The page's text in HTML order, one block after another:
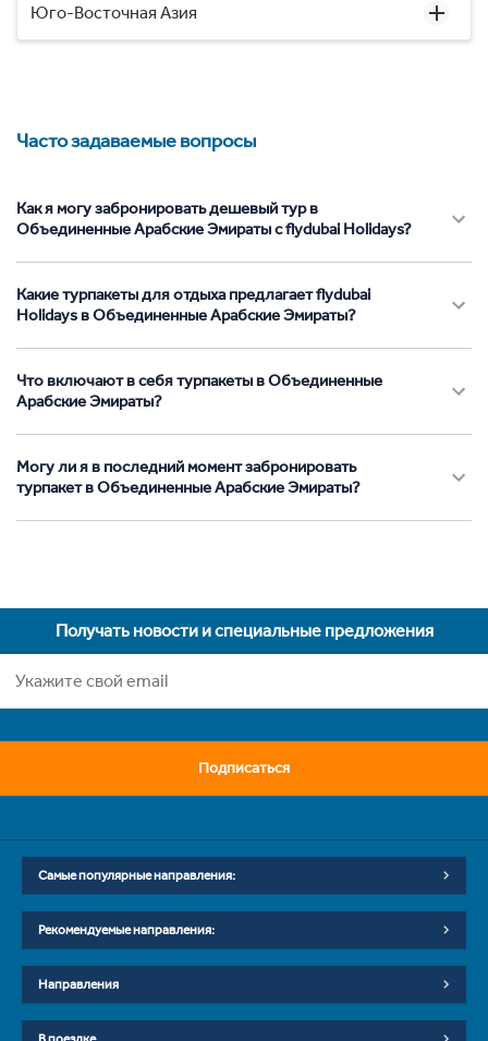
Юго-Восточная Азия
Часто задаваемые вопросы
Как я могу забронировать дешевый тур в
Объединенные Арабские Эмираты с flydubai Holidays?
Какие турпакеты для отдыха предлагает flydubai
Holidays в Объединенные Арабские Эмираты?
Что включают в себя турпакеты в Объединенные
Арабские Эмираты?
Могу ли я в последний момент забронировать
турпакет в Объединенные Арабские Эмираты?
Получать новости и специальные предложения
Подписаться
Самые популярные направления:
Рекомендуемые направления:
Направления